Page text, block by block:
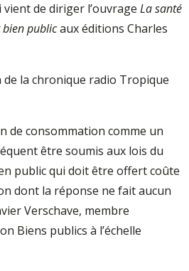
de diriger l’ouvrage La santé
publicaux éditions Charles
la chronique radio Tropique
de consommation comme un
être soumis aux lois du
public qui doit être offert coûte
dont la réponse ne fait aucun
Verschave, membre
Biens publics à l’échelle